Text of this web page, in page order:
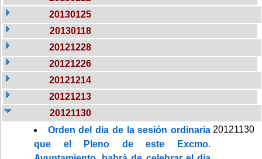
20130125
20130118
20121228
20121226
20121214
20121213
20121130
Orden del dia de la sesión ordinaria
que el Pleno de este Excmo.
20121130